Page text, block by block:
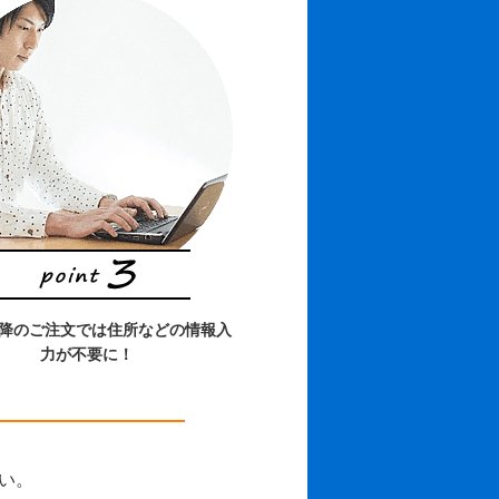
のご注文では住所などの情報入
力が不要に！
。